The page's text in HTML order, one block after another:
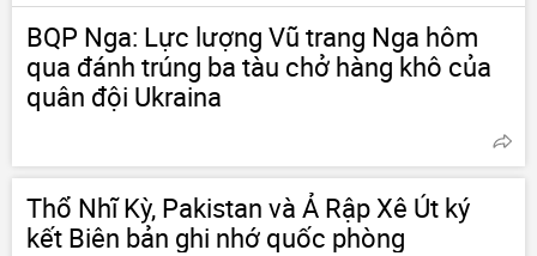
BQP Nga: Lực lượng Vũ trang Nga hôm
qua đánh trúng ba tàu chở hàng khô của
quân đội Ukraina
Thổ Nhĩ Kỳ, Pakistan và Ả Rập Xê Út ký
kết Biên bản ghi nhớ quốc phòng